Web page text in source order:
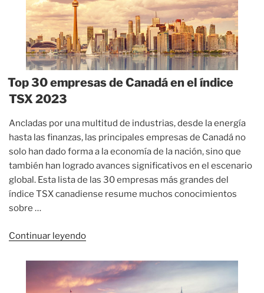
Top 30 empresas de Canadá en el índice
TSX 2023
Ancladas por una multitud de industrias, desde la energía
hasta las finanzas, las principales empresas de Canadá no
solo han dado forma a la economía de la nación, sino que
también han logrado avances significativos en el escenario
global. Esta lista de las 30 empresas más grandes del
índice TSX canadiense resume muchos conocimientos
sobre …
Continuar leyendo«Top
empresas
de